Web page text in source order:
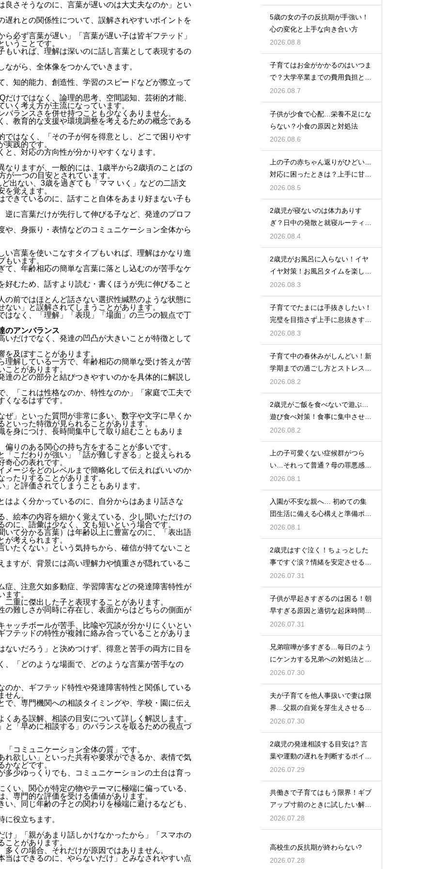
さそうなのに、言葉が遅いのは大丈夫なのか」とい
れとの関係性について、誤解されやすいポイントを
必ず言葉が遅い」「言葉が遅い子は皆ギフテッド」
うことです。
いれば、理解は深いのに話し言葉として表現するの
がら、全体像をつかんでいきます。
知的能力、創造性、学習のスピードなどが際立って
けではなく、論理的思考、空間認知、芸術的才能、
く考え方が主流になっています。
ランスさを併せ持つことも少なくありません。
教育的な支援や環境調整を考えるための概念である
はなく、「その子が何を得意とし、どこで困りやす
践的です。
、対応の方向性が分かりやすくなります。
りますが、一般的には、1歳半から2歳頃のことばの
一つの目安とされています。
出ない、3歳を過ぎても「ママ いく」などの二語文
覚えます。
きているのに、話すこと自体をあまり好まない子も
に言葉だけが先行して伸びる子など、発達のプロフ
、身振り・表情などのコミュニケーション全体から
言葉を使いこなすタイプもいれば、理解はかなり進
います。
、年齢相応の簡単な言葉に落とし込むのが苦手なケ
むため、話すより読む・書くほうが先に伸びること
前ではほとんど話さない選択性緘黙のような状態に
い」と誤解されてしまうことがあります。
なく、「理解」「表現」「場面」の三つの観点で丁
のアンバランス
だけでなく、発達の凹凸が大きいことが特徴として
及ぼすことがあります。
解している一方で、年齢相応の簡単な受け答えが苦
とがあります。
のどの部分と結びつきやすいのかを具体的に解説し
「これは性格なのか、特性なのか」「家庭で工夫で
なるはずです。
」といった質問が非常に多い、数字や文字に早くか
いった特徴が見られることがあります。
身につけ、長時間集中して取り組むこともありま
りのある関心の持ち方をすることが多いです。
こだわりが強い」「話が難しすぎる」と捉えられる
心の表れです。
ージをどのレベルまで簡略化して伝えればいいのか
たりすることがあります。
と評価されてしまうこともあります。
よく分かっているのに、自分からはあまり話さな
絵本の内容を細かく覚えている、少し聞いただけの
に、語彙は少なく、文も短いという場合です。
て分かる言葉）は年齢以上に豊富なのに、「表出語
考えられます。
たくない」という気持ちから、確信が持てないこと
すが、背景には高い理解力や慎重さが隠れているこ
、注意欠如多動症、学習障害などの発達障害特性が
す。
重に傑出した子と表現することがあります。
難しさが同時に存在し、表面からはどちらの側面が
ッチボールが苦手、比喩や冗談が分かりにくいとい
テッドの特性が複雑に絡み合っていることがありま
いだろう」と決めつけず、得意と苦手の両方に目を
「どのような場面で、どのような言葉が苦手なの
か、ギフテッド特性や発達障害特性と関係している
ん。
、専門機関への相談タイミングや、学校・園に伝え
ある誤解、相談の目安について詳しく解説します。
「早めに相談する」のバランスを取るための視点づ
コミュニケーション全体の質」です。
欲しい」といった共有や要求ができるか、表情で気
などです。
少ゆっくりでも、コミュニケーションの土台は育っ
い、関心が特定の物やテーマに極端に偏っている、
専門的な評価を受ける価値があります。
、同じ年齢の子との関わりを極端に避けるなども、
役立ちます。
」「親があまり話しかけなかったから」「スマホの
とがあります。
くの場合、それだけが原因ではありません。
はできるのに、やらないだけ」とみなされやすい点
5歳の女の子の反抗期が手強い！
心の変化と上手な向き合い方
2026.08.8
子育てはお金がかかるのはいつま
で？大学卒業までの費用負担とそ
の後の家計の変化
2026.08.7
子供が少食で心配…栄養不足にな
らない？小食の原因と対処法
2026.08.6
上の子の赤ちゃん返りがひどい…
対応に困ったときは？上手に甘え
させつつ成長を促す接し方
2026.08.5
2歳児が寝ないのは体力ありす
ぎ？日中の発散と就寝ルーティン
でぐっすり作戦
2026.08.4
2歳児がお風呂に入らない！イヤ
イヤ対策！お風呂タイムを楽しく
するアイデア
2026.08.3
子育てでたまには手抜きしたい！
完璧を目指さず上手に息抜きする
ライフハック集
2026.08.3
子育て中の春休みがしんどい！新
学期までの過ごし方とストレス軽
減アイデア
2026.08.2
2歳児がご飯を食べないで遊ぶ…
遊び食べ対策！食事に集中させる
環境づくり
2026.08.2
上の子可愛くない症候群がつら
い…それって普通？母の罪悪感を
和らげる対処法
2026.08.1
入園が不安な親へ… 初めての集
団生活に備える心構えと準備ポイ
ントを紹介
2026.08.1
2歳児はすぐ泣く！ちょっとした
事ですぐ涙？情緒を安定させる関
わり方
2026.07.31
子供が早起きすぎるのは困る！朝
早すぎる原因と適切な起床時間へ
の調整法
2026.07.31
兄弟喧嘩が多すぎる…毎日のよう
にケンカする兄弟への対処法と仲
直りさせるコツ
2026.07.30
夫が子育てを他人事扱いで妻は限
界…父親の自覚を芽生えさせるカ
ギは夫婦の会話にあり
2026.07.30
2歳児の発達相談する目安は? 言
葉や運動の遅れを判断するポイン
トを紹介
2026.07.29
共働きで子育てはもう限界！ギブ
アップ寸前のときに試したい解決
策
2026.07.28
高校生の反抗期が終わらない?
2026.07.28